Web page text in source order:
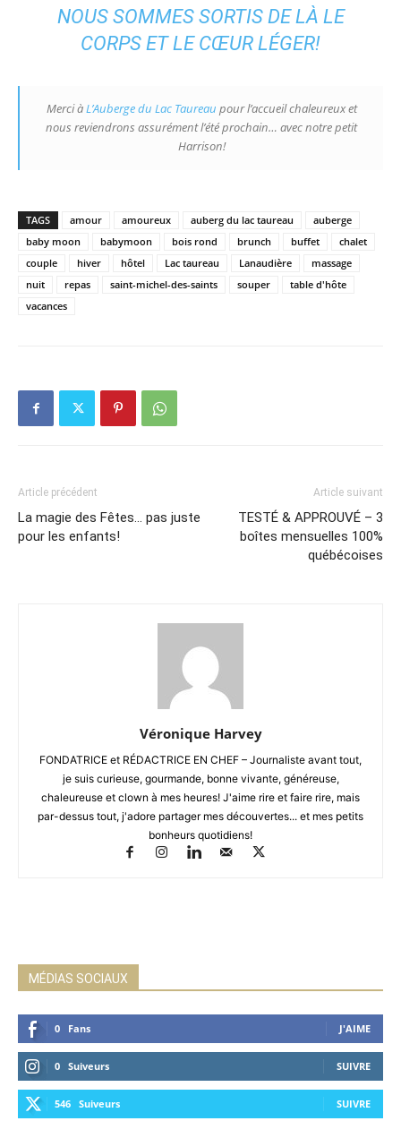
NOUS SOMMES SORTIS DE LÀ LE
CORPS ET LE CŒUR LÉGER!
Merci àL’Auberge du Lac Taureau pour l’accueil chaleureux et
nous reviendrons assurément l’été prochain… avec notre petit
Harrison!
TAGS amour amoureux auberg du lac taureau
auberge
baby moon
babymoon bois rond brunch buffet
chalet
couple
hiver hôtel Lac taureau Lanaudière
massage
nuit
repas saint-michel-des-saints souper
table d'hôte
vacances
Article précédent
La magie des Fêtes… pas juste
pour les enfants!
Article suivant
TESTÉ & APPROUVÉ – 3
boîtes mensuelles 100%
québécoises
Véronique Harvey
FONDATRICE et RÉDACTRICE EN CHEF – Journaliste avant tout,
je suis curieuse, gourmande, bonne vivante, généreuse,
chaleureuse et clown à mes heures! J'aime rire et faire rire, mais
par-dessus tout, j'adore partager mes découvertes... et mes petits
bonheurs quotidiens!
MÉDIAS SOCIAUX
0 Fans J'AIME
0 Suiveurs SUIVRE
546 Suiveurs SUIVRE